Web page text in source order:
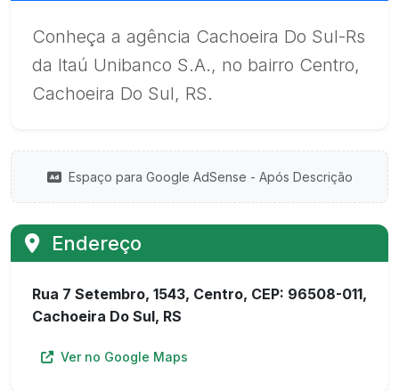
Conheça a agência Cachoeira Do Sul-Rs
da Itaú Unibanco S.A., no bairro Centro,
Cachoeira Do Sul, RS.
Espaço para Google AdSense - Após Descrição
Endereço
Rua 7 Setembro, 1543, Centro, CEP: 96508-011,
Cachoeira Do Sul, RS
Ver no Google Maps